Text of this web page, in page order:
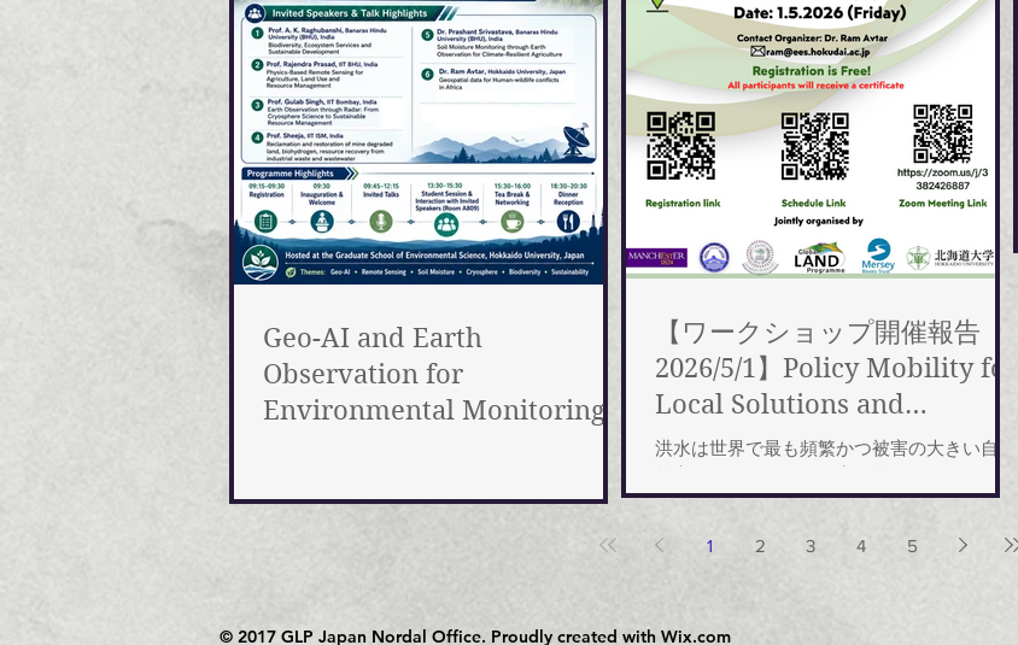
Geo-AI and Earth
Observation for
Environmental Monitoring
2026
【ワークショップ開催報告
2026/5/1】Policy Mobility for
Local Solutions and
Community Resilience
through Natural Flood
洪水は世界で最も頻繁かつ被害の大きい自然
スクは、従来のダムや堤防といった構造物に
く、より統合的で地域に適した包括的な解決
る自然洪水管理（NFM）、および成功した政
1 2 3 4 5
© 2017 GLP Japan Nordal Office. Proudly created with Wix.com